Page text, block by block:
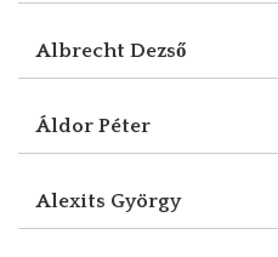
Albrecht Dezső
Áldor Péter
Alexits György